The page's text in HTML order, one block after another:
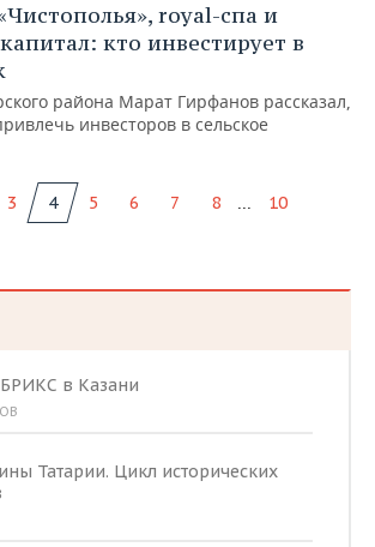
royal-спа и
кто инвестирует в
района Марат Гирфанов рассказал,
инвесторов в сельское
3 4 5 6 7 8 ... 10
в Казани
Татарии. Цикл исторических